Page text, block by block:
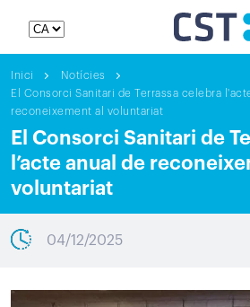
Inici
Notícies
El Consorci Sanitari de Terrassa celebra
reconeixement al voluntariat
El Consorci Sanitari de
l’acte anual de
voluntariat
04/12/2025